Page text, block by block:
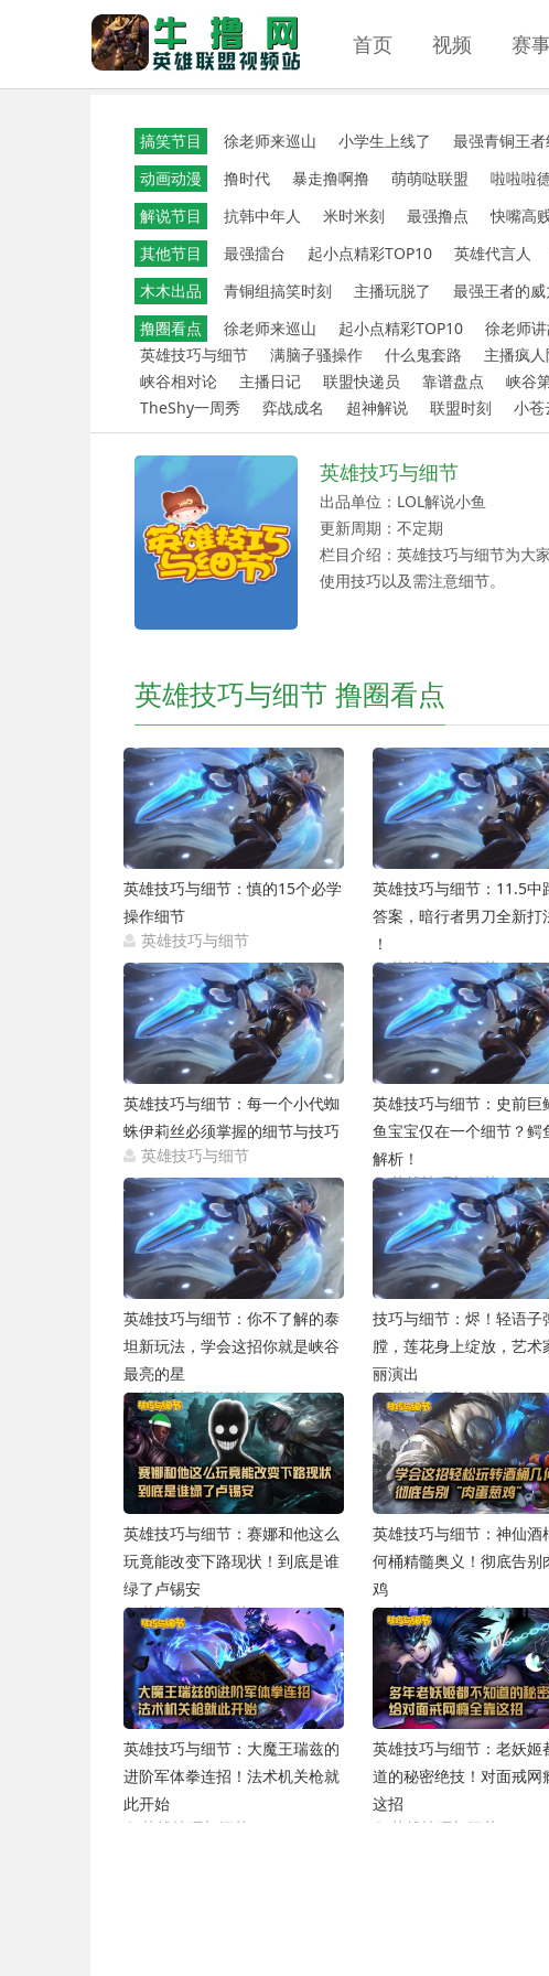
首页 视频 赛
搞笑节目 徐老师来巡山 小学生上线了 最强青铜王者
动画动漫
撸时代 暴走撸啊撸 萌萌哒联盟 啦啦啦
解说节目
抗韩中年人 米时米刻 最强撸点 快嘴高
其他节目
最强擂台 起小点精彩TOP10 英雄代言人
木木出品
青铜组搞笑时刻 主播玩脱了 最强王者的威
撸圈看点
徐老师来巡山 起小点精彩TOP10 徐老师
英雄技巧与细节
满脑子骚操作 什么鬼套路 主播疯
峡谷相对论
主播日记 联盟快递员 靠谱盘点 峡谷
TheShy一周秀
弈战成名 超神解说 联盟时刻 小苍
英雄技巧与细节
出品单位：LOL解说小鱼
更新周期：不定期
栏目介绍：英雄技巧与细节为大
使用技巧以及需注意细节。
英雄技巧与细节 撸圈看点
英雄技巧与细节：慎的15个必学
操作细节
英雄技巧与细节
2021-05-27
英雄技巧与细节：11.5中
答案，暗行者男刀全新打
！
英雄技巧与细节
英雄技巧与细节：每一个小代蜘
蛛伊莉丝必须掌握的细节与技巧
英雄技巧与细节
2021-05-27
英雄技巧与细节：史前巨
鱼宝宝仅在一个细节？鳄
解析！
英雄技巧与细节
英雄技巧与细节：你不了解的泰
坦新玩法，学会这招你就是峡谷
最亮的星
英雄技巧与细节
2021-05-27
技巧与细节：烬！轻语子
膛，莲花身上绽放，艺术
丽演出
英雄技巧与细节
英雄技巧与细节：赛娜和他这么
玩竟能改变下路现状！到底是谁
绿了卢锡安
英雄技巧与细节
2020-04-02
英雄技巧与细节：神仙酒
何桶精髓奥义！彻底告别
鸡
英雄技巧与细节
英雄技巧与细节：大魔王瑞兹的
进阶军体拳连招！法术机关枪就
此开始
英雄技巧与细节
英雄技巧与细节：老妖姬
道的秘密绝技！对面戒网
这招
英雄技巧与细节